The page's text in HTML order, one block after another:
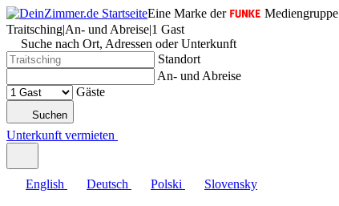
Eine Marke der
Mediengruppe
Traitsching|An- und Abreise|1 Gast
Suche nach Ort, Adressen oder Unterkunft
Standort
An- und Abreise
Gäste
Suchen
Unterkunft vermieten
English Deutsch Polski Slovensky